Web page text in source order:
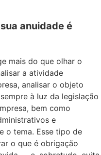
anuidade é
mais do que olhar o
a atividade
analisar o objeto
à luz da legislação
bem como
e
o tema. Esse tipo de
o que é obrigação